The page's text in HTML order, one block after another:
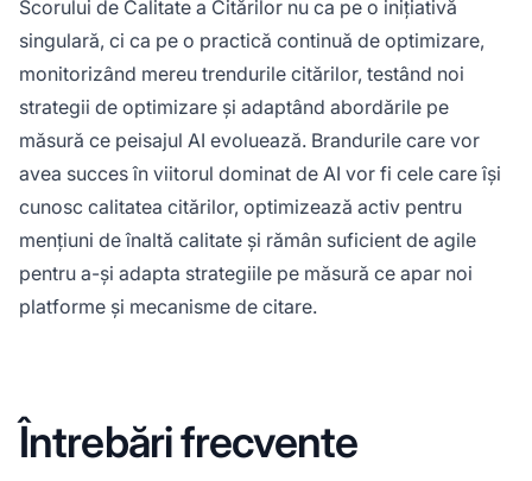
Scorului de Calitate a Citărilor nu ca pe o inițiativă
singulară, ci ca pe o practică continuă de optimizare,
monitorizând mereu trendurile citărilor, testând noi
strategii de optimizare și adaptând abordările pe
măsură ce peisajul AI evoluează. Brandurile care vor
avea succes în viitorul dominat de AI vor fi cele care își
cunosc calitatea citărilor, optimizează activ pentru
mențiuni de înaltă calitate și rămân suficient de agile
pentru a-și adapta strategiile pe măsură ce apar noi
platforme și mecanisme de citare.
Întrebări frecvente